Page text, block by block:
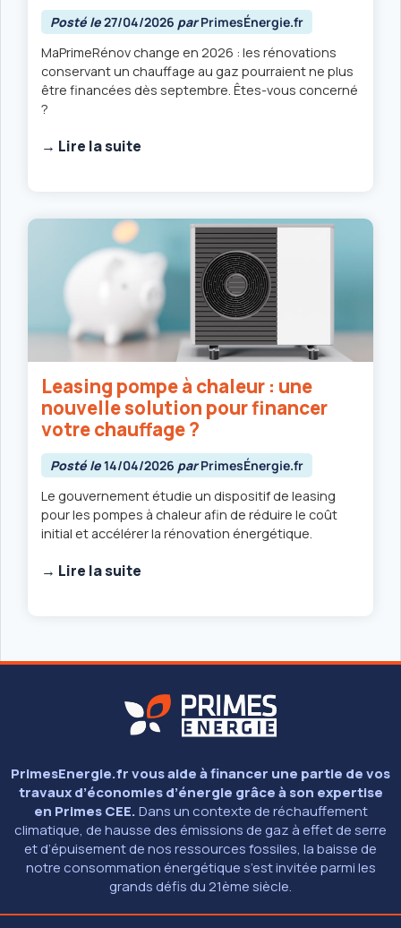
Posté le27/04/2026 parPrimesÉnergie.fr
MaPrimeRénov change en 2026 : les rénovations
conservant un chauffage au gaz pourraient ne plus
être financées dès septembre. Êtes-vous concerné
?
→ Lire la suite
Leasing pompe à chaleur : une
nouvelle solution pour financer
votre chauffage ?
Posté le14/04/2026 parPrimesÉnergie.fr
Le gouvernement étudie un dispositif de leasing
pour les pompes à chaleur afin de réduire le coût
initial et accélérer la rénovation énergétique.
→ Lire la suite
PrimesEnergie.fr vous aide à financer une partie de vos
travaux d’économies d’énergie grâce à son expertise
en Primes CEE.Dans un contexte de réchauffement
climatique, de hausse des émissions de gaz à effet de serre
et d’épuisement de nos ressources fossiles, la baisse de
notre consommation énergétique s’est invitée parmi les
grands défis du 21ème siècle.